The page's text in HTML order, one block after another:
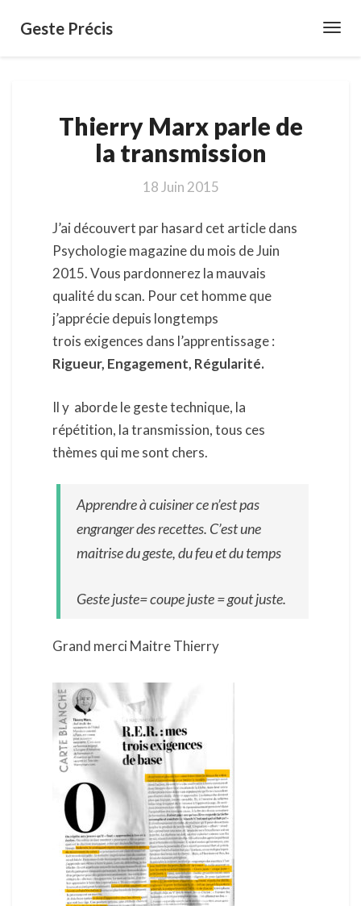
Geste Précis
Marx
parle
de
transmission
Thierry Marx parle de
la transmission
18 Juin 2015
J’ai découvert par hasard cet article dans
Psychologie magazine du mois de Juin
2015. Vous pardonnerez la mauvais
qualité du scan. Pour cet homme que
j’apprécie depuis longtemps
trois exigences dans l’apprentissage :
Rigueur, Engagement, Régularité.
Il y aborde le geste technique, la
répétition, la transmission, tous ces
thèmes qui me sont chers.
Apprendre à cuisiner ce n’est pas
engranger des recettes. C’est une
maitrise du geste, du feu et du temps
Geste juste= coupe juste = gout juste.
Grand merci Maitre Thierry